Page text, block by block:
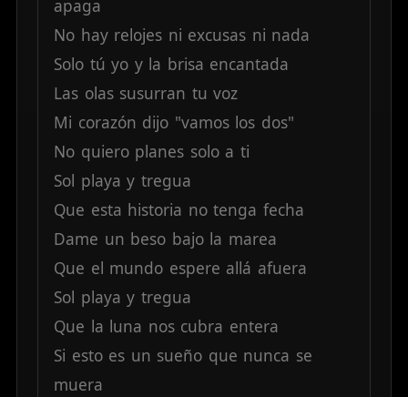
apaga
No hay relojes ni excusas ni nada
Solo tú yo y la brisa encantada
Las olas susurran tu voz
Mi corazón dijo "vamos los dos"
No quiero planes solo a ti
Sol playa y tregua
Que esta historia no tenga fecha
Dame un beso bajo la marea
Que el mundo espere allá afuera
Sol playa y tregua
Que la luna nos cubra entera
Si esto es un sueño que nunca se
muera